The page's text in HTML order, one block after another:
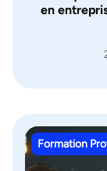
en
Formation